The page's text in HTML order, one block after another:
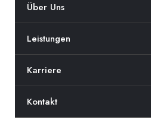
Über Uns
Leistungen
Karriere
Kontakt